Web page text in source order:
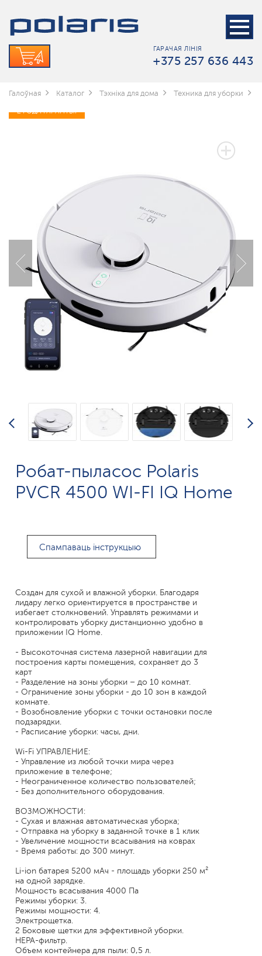
ГАРАЧАЯ ЛІНІЯ
+375 257 636 443
Галоўная Каталог Тэхніка для дома Техника для уборки
2 ГОДА ГАРАНТЫІ
Робат-пыласос Polaris
PVCR 4500 WI-FI IQ Home
Спампаваць інструкцыю
Создан для сухой и влажной уборки. Благодаря
лидару легко ориентируется в пространстве и
избегает столкновений. Управлять режимами и
контролировать уборку дистанционно удобно в
приложении IQ Home.
- Высокоточная система лазерной навигации для
построения карты помещения, сохраняет до 3
карт
- Разделение на зоны уборки – до 10 комнат.
- Ограничение зоны уборки - до 10 зон в каждой
комнате.
- Возобновление уборки с точки остановки после
подзарядки.
- Расписание уборки: часы, дни.
Wi-Fi УПРАВЛЕНИЕ:
- Управление из любой точки мира через
приложение в телефоне;
- Неограниченное количество пользователей;
- Без дополнительного оборудования.
ВОЗМОЖНОСТИ:
- Сухая и влажная автоматическая уборка;
- Отправка на уборку в заданной точке в 1 клик
- Увеличение мощности всасывания на коврах
- Время работы: до 300 минут.
Li-ion батарея 5200 мАч - площадь уборки 250 м²
на одной зарядке.
Мощность всасывания 4000 Па
Режимы уборки: 3.
Режимы мощности: 4.
Электрощетка.
2 Боковые щетки для эффективной уборки.
НЕРА-фильтр.
Объем контейнера для пыли: 0,5 л.